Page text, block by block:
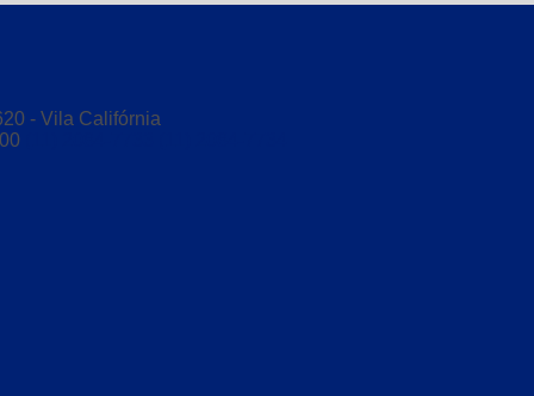
Conexões roscadas em aço inox
- Vila Califórnia